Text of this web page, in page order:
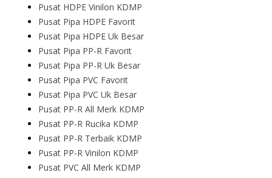
Pusat HDPE Vinilon KDMP
Pusat Pipa HDPE Favorit
Pusat Pipa HDPE Uk Besar
Pusat Pipa PP-R Favorit
Pusat Pipa PP-R Uk Besar
Pusat Pipa PVC Favorit
Pusat Pipa PVC Uk Besar
Pusat PP-R All Merk KDMP
Pusat PP-R Rucika KDMP
Pusat PP-R Terbaik KDMP
Pusat PP-R Vinilon KDMP
Pusat PVC All Merk KDMP